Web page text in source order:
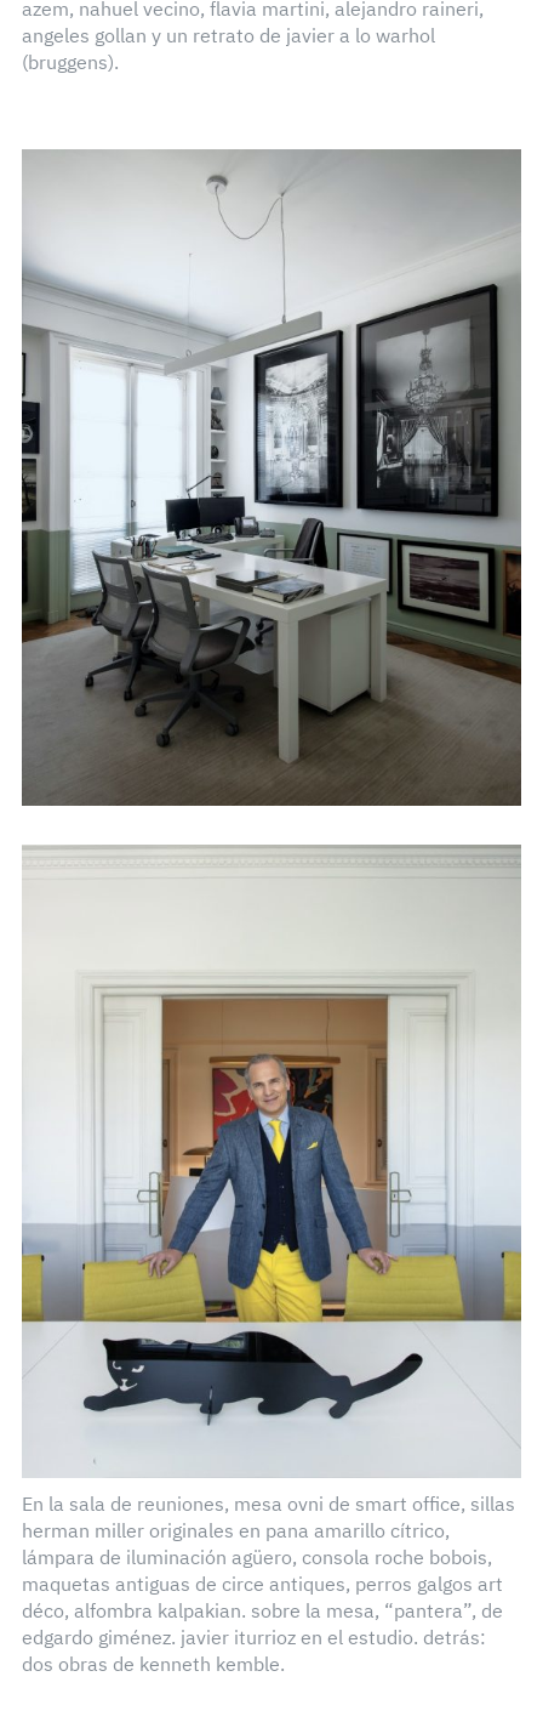
azem, nahuel vecino, flavia martini, alejandro raineri,
angeles gollan y un retrato de javier a lo warhol
(bruggens).
En la sala de reuniones, mesa ovni de smart office, sillas
herman miller originales en pana amarillo cítrico,
lámpara de iluminación agüero, consola roche bobois,
maquetas antiguas de circe antiques, perros galgos art
déco, alfombra kalpakian. sobre la mesa, “pantera”, de
edgardo giménez. javier iturrioz en el estudio. detrás:
dos obras de kenneth kemble.